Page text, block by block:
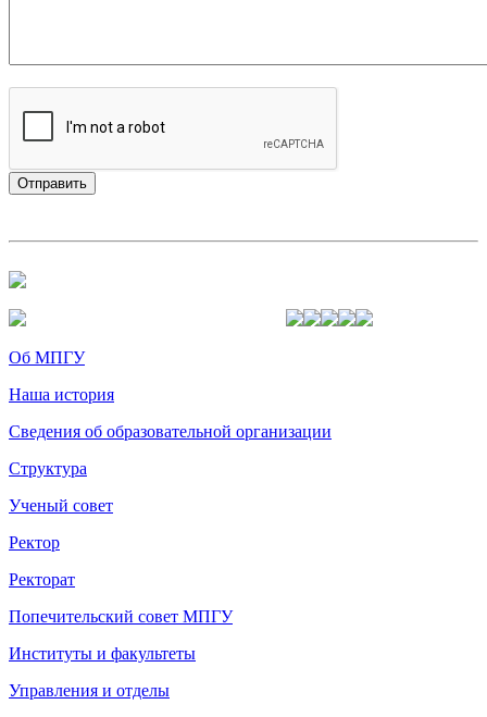
Об МПГУ
Наша история
Сведения об образовательной организации
Структура
Ученый совет
Ректор
Ректорат
Попечительский совет МПГУ
Институты и факультеты
Управления и отделы